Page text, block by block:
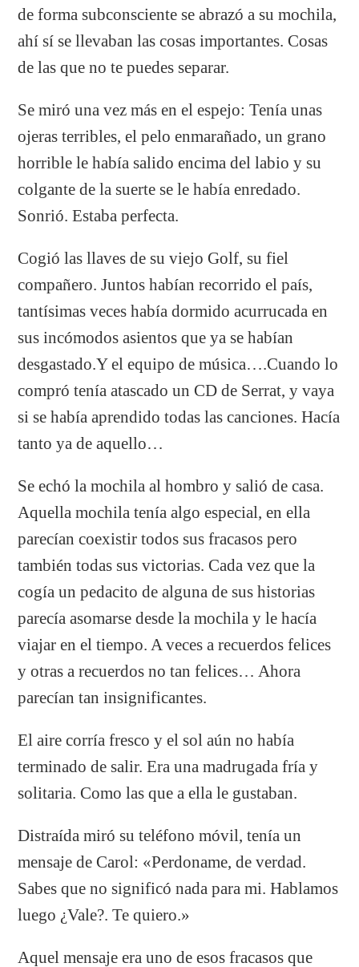
de forma subconsciente se abrazó a su mochila,
ahí sí se llevaban las cosas importantes. Cosas
de las que no te puedes separar.
Se miró una vez más en el espejo: Tenía unas
ojeras terribles, el pelo enmarañado, un grano
horrible le había salido encima del labio y su
colgante de la suerte se le había enredado.
Sonrió. Estaba perfecta.
Cogió las llaves de su viejo Golf, su fiel
compañero. Juntos habían recorrido el país,
tantísimas veces había dormido acurrucada en
sus incómodos asientos que ya se habían
desgastado.Y el equipo de música….Cuando lo
compró tenía atascado un CD de Serrat, y vaya
si se había aprendido todas las canciones. Hacía
tanto ya de aquello…
Se echó la mochila al hombro y salió de casa.
Aquella mochila tenía algo especial, en ella
parecían coexistir todos sus fracasos pero
también todas sus victorias. Cada vez que la
cogía un pedacito de alguna de sus historias
parecía asomarse desde la mochila y le hacía
viajar en el tiempo. A veces a recuerdos felices
y otras a recuerdos no tan felices… Ahora
parecían tan insignificantes.
El aire corría fresco y el sol aún no había
terminado de salir. Era una madrugada fría y
solitaria. Como las que a ella le gustaban.
Distraída miró su teléfono móvil, tenía un
mensaje de Carol: «Perdoname, de verdad.
Sabes que no significó nada para mi. Hablamos
luego ¿Vale?. Te quiero.»
Aquel mensaje era uno de esos fracasos que